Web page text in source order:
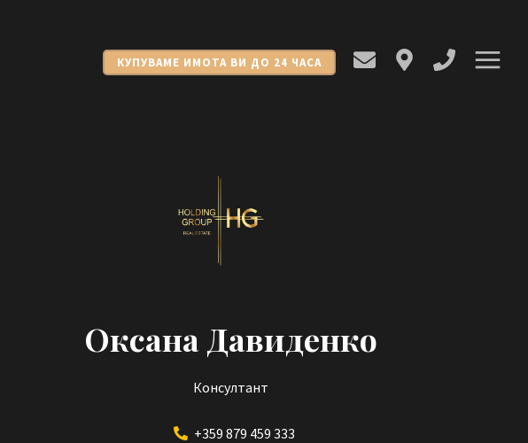
КУПУВАМЕ ИМОТА ВИ ДО 24 ЧАСА
Оксана Давиденко
Консултант
+359 879 459 333